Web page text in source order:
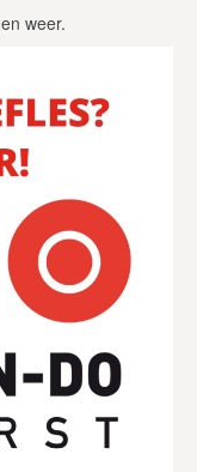
weer.